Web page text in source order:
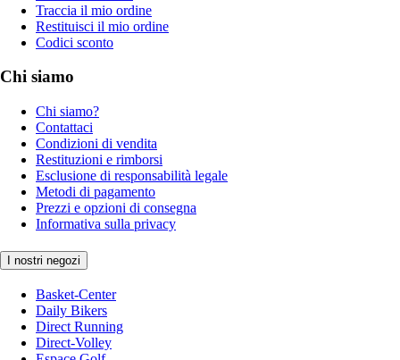
Traccia il mio ordine
Restituisci il mio ordine
Codici sconto
Chi siamo
Chi siamo?
Contattaci
Condizioni di vendita
Restituzioni e rimborsi
Esclusione di responsabilità legale
Metodi di pagamento
Prezzi e opzioni di consegna
Informativa sulla privacy
I nostri negozi
Basket-Center
Daily Bikers
Direct Running
Direct-Volley